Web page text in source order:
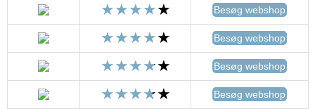
Besøg webshop
Besøg webshop
Besøg webshop
Besøg webshop